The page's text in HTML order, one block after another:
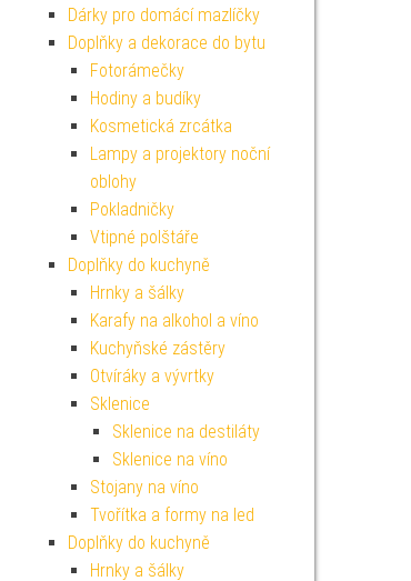
Dárky pro domácí mazlíčky
Doplňky a dekorace do bytu
Fotorámečky
Hodiny a budíky
Kosmetická zrcátka
Lampy a projektory noční
oblohy
Pokladničky
Vtipné polštáře
Doplňky do kuchyně
Hrnky a šálky
Karafy na alkohol a víno
Kuchyňské zástěry
Otvíráky a vývrtky
Sklenice
Sklenice na destiláty
Sklenice na víno
Stojany na víno
Tvořítka a formy na led
Doplňky do kuchyně
Hrnky a šálky